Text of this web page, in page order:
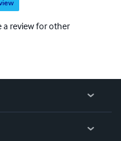
a review for other